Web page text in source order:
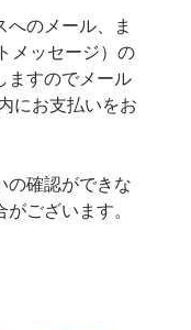
へのメール、ま
メッセージ）の
ますのでメール
にお支払いをお
の確認ができな
ございます。